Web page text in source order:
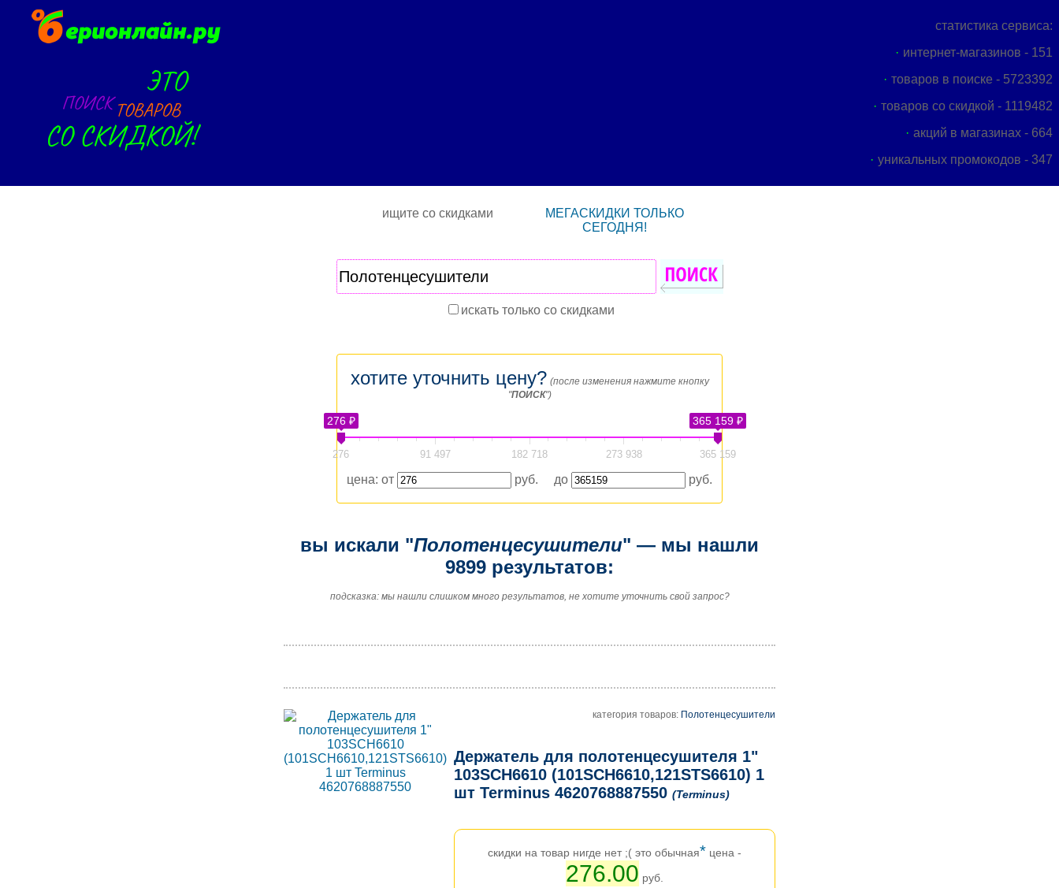
статистика сервиса:
интернет-магазинов - 151
товаров в поиске - 5723392
товаров со скидкой - 1119482
акций в магазинах - 664
уникальных промокодов - 347
ищите со скидками
МЕГАСКИДКИ ТОЛЬКО
СЕГОДНЯ!
искать только со скидками
хотите уточнить цену? (после изменения нажмите кнопку
"ПОИСК")
276 ₽ 365 159 ₽
276 91 497 182 718 273 938 365 159
цена: от руб. до руб.
вы искали "Полотенцесушители" — мы нашли
9899 результатов:
подсказка: мы нашли слишком много результатов, не хотите уточнить свой запрос?
категория товаров: Полотенцесушители
Держатель для полотенцесушителя 1"
103SCH6610 (101SCH6610,121STS6610) 1
шт Terminus 4620768887550 (Terminus)
скидки на товар нигде нет ;( это обычная* цена -
276.00 руб.